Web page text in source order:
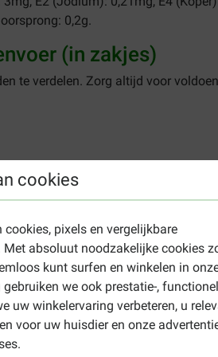
cookies
pixels en vergelijkbare
absoluut noodzakelijke cookies
kunt surfen en winkelen in
we ook prestatie-,
uw winkelervaring verbeteren, u
voor uw huisdier en onze
0,2g.
(in zakjes)
te verdelen. Zorg altijd voor